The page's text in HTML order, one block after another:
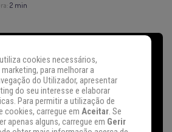
2 min
cookies necessários,
para melhorar a
do Utilizador, apresentar
do seu interesse e elaborar
Para permitir a utilização de
carregue em Aceitar. Se
apenas alguns, carregue em Gerir